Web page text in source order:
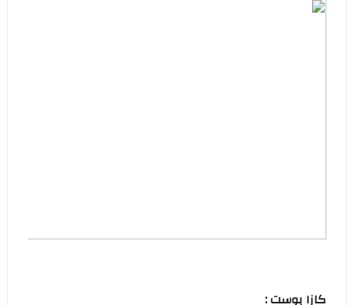
كازا بوست :